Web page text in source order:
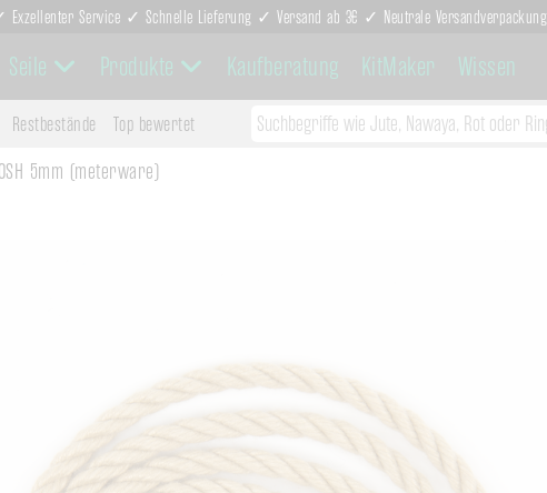
Service ✓ Schnelle Lieferung ✓ Versand ab 3€ ✓ Neutrale Versandverpackung
Seile Produkte Kaufberatung KitMaker Wissen
Restbestände Top bewertet
5mm (meterware)